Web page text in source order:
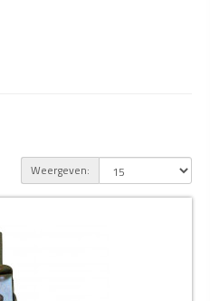
Weergeven: